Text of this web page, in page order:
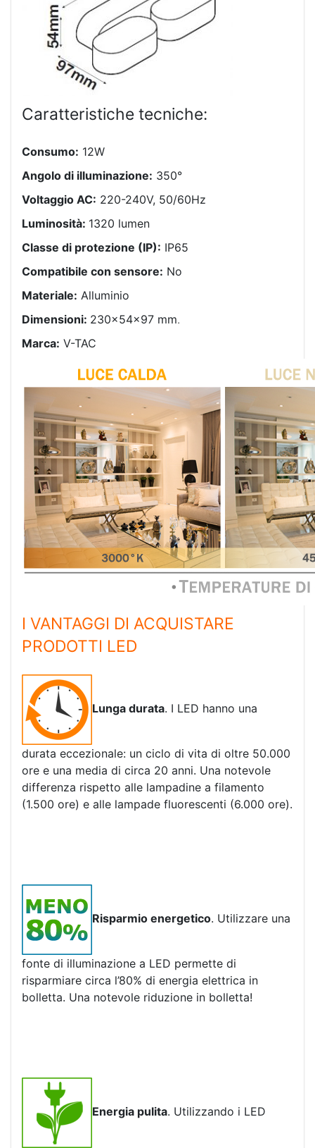
Caratteristiche tecniche:
Consumo: 12W
Angolo di illuminazione: 350°
Voltaggio AC: 220-240V, 50/60Hz
Luminosità: 1320 lumen
Classe di protezione (IP): IP65
Compatibile con sensore: No
Materiale: Alluminio
Dimensioni: 230x54x97 mm.
Marca: V-TAC
I VANTAGGI DI ACQUISTARE
PRODOTTI LED
Lunga durata. I LED hanno una
durata eccezionale: un ciclo di vita di oltre 50.000
ore e una media di circa 20 anni. Una notevole
differenza rispetto alle lampadine a filamento
(1.500 ore) e alle lampade fluorescenti (6.000 ore).
Risparmio energetico. Utilizzare una
fonte di illuminazione a LED permette di
risparmiare circa l’80% di energia elettrica in
bolletta. Una notevole riduzione in bolletta!
Energia pulita. Utilizzando i LED